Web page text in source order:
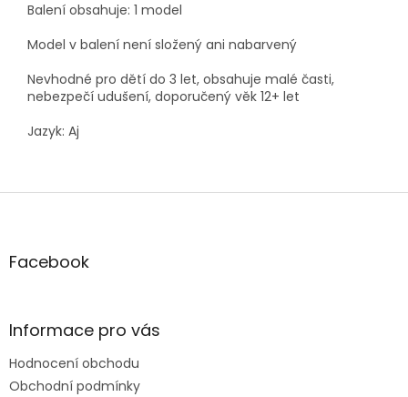
Balení obsahuje: 1 model
Model v balení není složený ani nabarvený
Nevhodné pro dětí do 3 let, obsahuje malé časti,
nebezpečí udušení, doporučený věk 12+ let
Jazyk: Aj
Z
aFacebook
Informace pro vás
Hodnocení obchodu
Obchodní podmínky